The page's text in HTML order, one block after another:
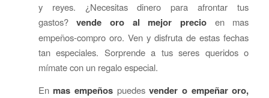
y reyes. ¿Necesitas dinero para afrontar tus
gastos?vende oro al mejor precio en mas
empeños-compro oro. Ven y disfruta de estas fechas
tan especiales. Sorprende a tus seres queridos o
mímate con un regalo especial.
En mas empeñospuedesvender o empeñar oro,